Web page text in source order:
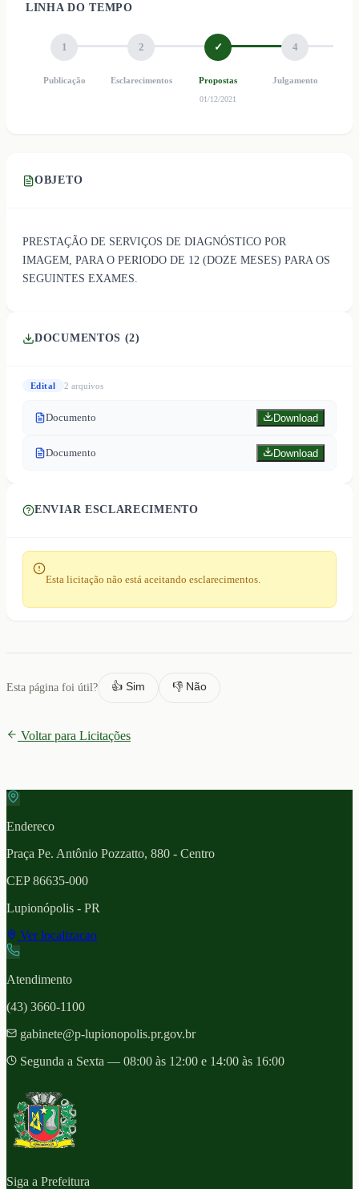
LINHA DO TEMPO
1
Publicação
2
Esclarecimentos
✓
Propostas
01/12/2021
4
Julgamento
OBJETO
PRESTAÇÃO DE SERVIÇOS DE DIAGNÓSTICO POR
IMAGEM, PARA O PERIODO DE 12 (DOZE MESES) PARA OS
SEGUINTES EXAMES.
DOCUMENTOS (2)
Edital 2 arquivos
Documento Download
Documento Download
ENVIAR ESCLARECIMENTO
Esta licitação não está aceitando esclarecimentos.
Esta página foi útil? 👍 Sim 👎 Não
Voltar para Licitações
Endereco
Praça Pe. Antônio Pozzatto, 880 - Centro
CEP86635-000
Lupionópolis - PR
Ver localizacao
Atendimento
(43) 3660-1100
gabinete@p-lupionopolis.pr.gov.br
Segunda a Sexta — 08:00 às 12:00 e 14:00 às 16:00
Siga a Prefeitura